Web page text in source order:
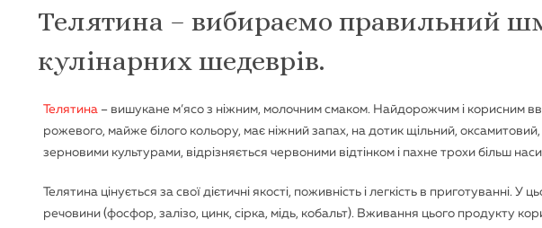
Телятина – вибираємо правильний
кулінарних шедеврів.
Телятина – вишукане м’ясо з ніжним, молочним смаком. Найдорожчим і корисним
рожевого, майже білого кольору, має ніжний запах, на дотик щільний,
зерновими культурами, відрізняється червоними відтінком і пахне трохи більш
Телятина цінується за свої дієтичні якості, поживність і легкість в приготуванні. У
речовини (фосфор, залізо, цинк, сірка, мідь, кобальт). Вживання цього продукту